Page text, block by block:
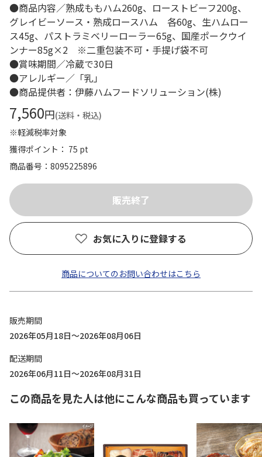
●商品内容／熟成ももハム260g、ローストビーフ200g、
グレイビーソース・熟成ロースハム 各60g、生ハムロー
ス45g、パストラミベリーローラー65g、国産ポークウイ
ンナー85g×2 ※二重包装不可・手提げ袋不可
●賞味期間／冷蔵で30日
●アレルギー／「乳」
●商品提供者：伊藤ハムフードソリューション(株)
7,560円(送料・税込)
※軽減税率対象
獲得ポイント： 75 pt
商品番号
8095225896
お気に入りに登録する
商品についてのお問い合わせはこちら
販売期間
2026年05月18日～2026年08月06日
配送期間
2026年06月11日～2026年08月31日
この商品を見た人は他にこんな商品も買っています